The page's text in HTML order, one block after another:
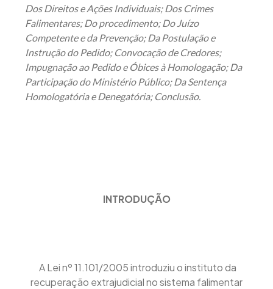
Dos Direitos e Ações Individuais; Dos Crimes
Falimentares; Do procedimento; Do Juízo
Competente e da Prevenção; Da Postulação e
Instrução do Pedido; Convocação de Credores;
Impugnação ao Pedido e Óbices à Homologação; Da
Participação do Ministério Público; Da Sentença
Homologatória e Denegatória; Conclusão.
INTRODUÇÃO
A Lei nº 11.101/2005 introduziu o instituto da
recuperação extrajudicial no sistema falimentar